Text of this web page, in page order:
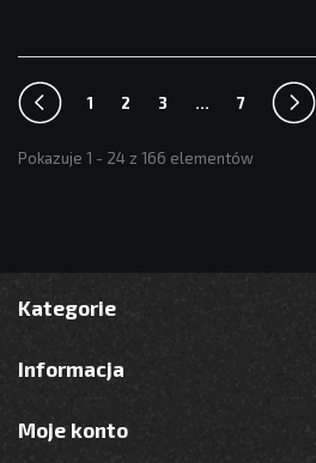
1 2 3 ... 7
Pokazuje 1 - 24 z 166 elementów
Kategorie
Informacja
Moje konto